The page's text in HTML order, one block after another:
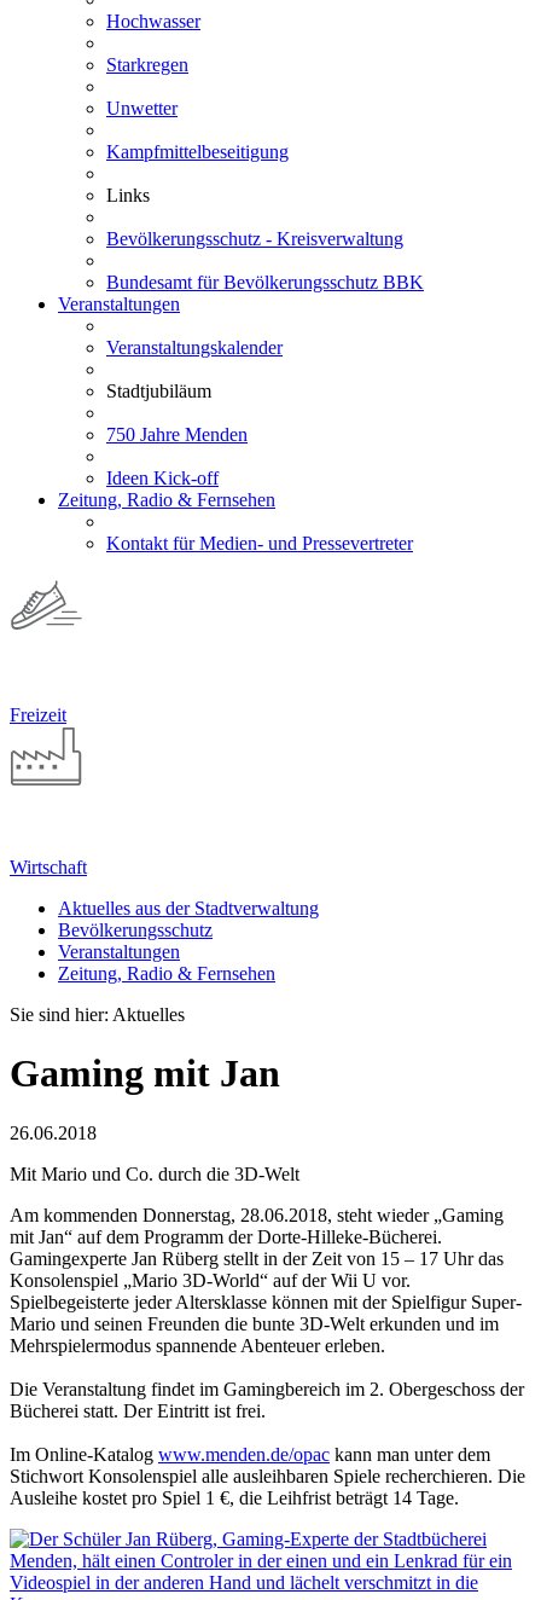
Hochwasser
Starkregen
Unwetter
Kampfmittelbeseitigung
Links
Bevölkerungsschutz - Kreisverwaltung
Bundesamt für Bevölkerungsschutz BBK
Veranstaltungen
Veranstaltungskalender
Stadtjubiläum
750 Jahre Menden
Ideen Kick-off
Zeitung, Radio & Fernsehen
Kontakt für Medien- und Pressevertreter
Freizeit
Wirtschaft
Aktuelles aus der Stadtverwaltung
Bevölkerungsschutz
Veranstaltungen
Zeitung, Radio & Fernsehen
Sie sind hier: Aktuelles
Gaming mit Jan
26.06.2018
Mit Mario und Co. durch die 3D-Welt
Am kommenden Donnerstag, 28.06.2018, steht wieder „Gaming
mit Jan“ auf dem Programm der Dorte-Hilleke-Bücherei.
Gamingexperte Jan Rüberg stellt in der Zeit von 15 – 17 Uhr das
Konsolenspiel „Mario 3D-World“ auf der Wii U vor.
Spielbegeisterte jeder Altersklasse können mit der Spielfigur Super-
Mario und seinen Freunden die bunte 3D-Welt erkunden und im
Mehrspielermodus spannende Abenteuer erleben.
Die Veranstaltung findet im Gamingbereich im 2. Obergeschoss der
Bücherei statt. Der Eintritt ist frei.
Im Online-Katalog www.menden.de/opac kann man unter dem
Stichwort Konsolenspiel alle ausleihbaren Spiele recherchieren. Die
Ausleihe kostet pro Spiel 1 €, die Leihfrist beträgt 14 Tage.